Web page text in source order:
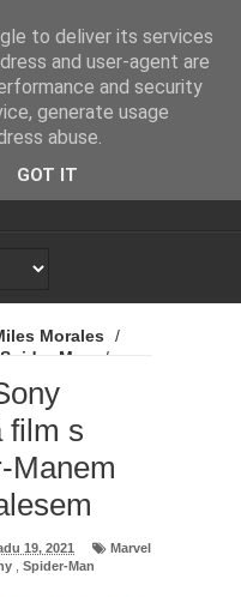
Morales
/
Spider-Man
/
chystá film s
Moralesem
film s
Manem
19, 2021
Marvel
Spider-Man
to deliver its services
and user-agent are
and security
generate usage
abuse.
GOT IT